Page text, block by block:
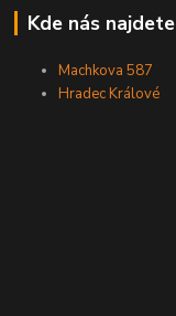
Kde nás najdete
Machkova 587
Hradec Králové